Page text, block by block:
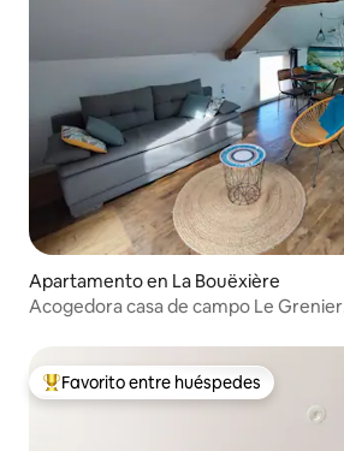
Apartamento en La Bouëxière
Acogedora casa de campo Le Grenier
Favorito entre huéspedes preferido
Favorito entre huéspedes